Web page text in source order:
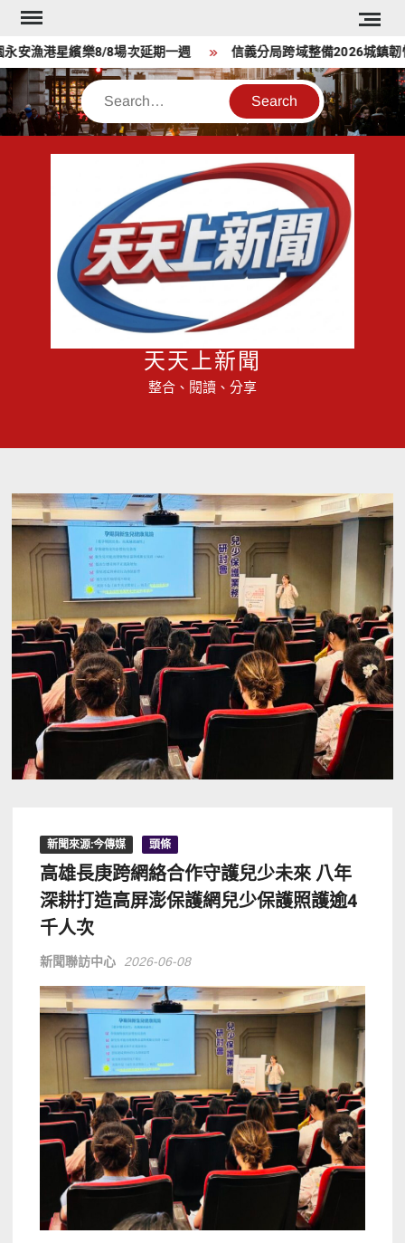
Skip
content
漁港星繽樂8/8場次延期一週 信義分局跨域整備2026城鎮韌
Search
天天上新聞
整合、閱讀、分享
新聞來源:今傳媒 頭條
高雄長庚跨網絡合作守護兒少未來 八年
深耕打造高屏澎保護網兒少保護照護逾4
千人次
新聞聯訪中心 2026-06-08